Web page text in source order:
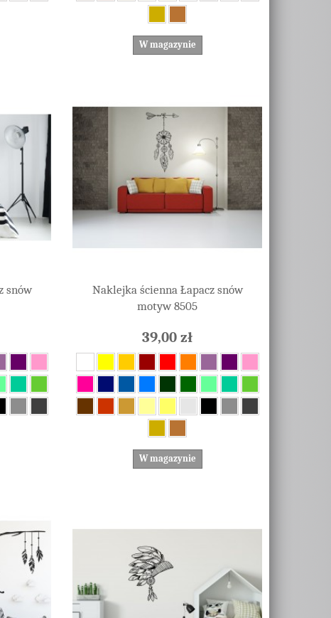
W magazynie
snów
Naklejka ścienna Łapacz snów
motyw 8505
39,00 zł
W magazynie